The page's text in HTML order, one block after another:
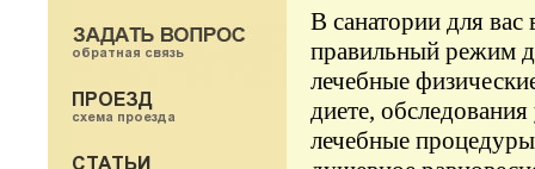
В санатории для
правильный режим
лечебные
диете,
лечебные